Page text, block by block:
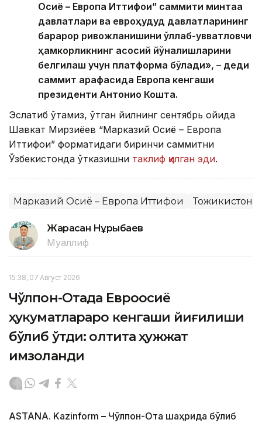
Осиё – Европа Иттифоқи” саммити минтақа
давлатлари ва евроҳудуд давлатларининг
барқарор ривожланишини қўллаб-қувватловчи
ҳамкорликнинг асосий йўналишларини
белгилаш учун платформа бўлади», – деди
саммит арафасида Европа кенгаши
президенти Антонио Кошта.
Эслатиб ўтамиз, ўтган йилнинг сентябрь ойида
Шавкат Мирзиёев “Марказий Осиё – Европа
Иттифоқи” форматидаги биринчи саммитни
Ўзбекистонда ўтказишни таклиф қилган эди.
Марказий Осиё – Европа Иттифоқи Тожикистон
Жарасқан Нұрыбаев
Муаллиф
15:38, 07 Август 2026
Чўлпон-Отада Евроосиё
ҳукуматлараро кенгаши йиғилиши
бўлиб ўтди: олтита ҳужжат
имзоланди
ASTANA. Kazinform – Чўлпон-Ота шаҳрида бўлиб